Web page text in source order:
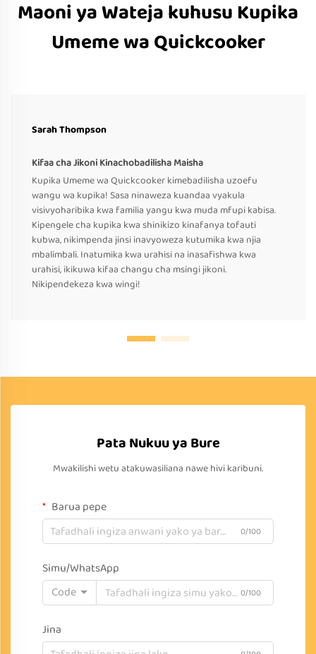
Maoni ya Wateja kuhusu Kupika
Umeme wa Quickcooker
Sarah Thompson
Kifaa cha Jikoni Kinachobadilisha Maisha
Kupika Umeme wa Quickcooker kimebadilisha uzoefu
wangu wa kupika! Sasa ninaweza kuandaa vyakula
visivyoharibika kwa familia yangu kwa muda mfupi kabisa.
Kipengele cha kupika kwa shinikizo kinafanya tofauti
kubwa, nikimpenda jinsi inavyoweza kutumika kwa njia
mbalimbali. Inatumika kwa urahisi na inasafishwa kwa
urahisi, ikikuwa kifaa changu cha msingi jikoni.
Nikipendekeza kwa wingi!
Pata Nukuu ya Bure
Mwakilishi wetu atakuwasiliana nawe hivi karibuni.
Barua pepe
0/100
Simu/WhatsApp
Code
0/100
Jina